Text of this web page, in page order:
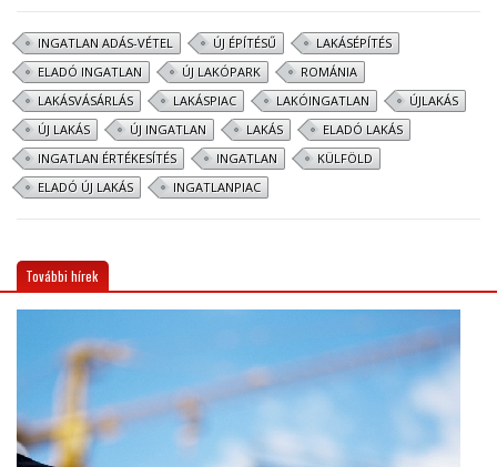
INGATLAN ADÁS-VÉTEL ÚJ ÉPÍTÉSŰ
LAKÁSÉPÍTÉS
ELADÓ INGATLAN
ÚJ LAKÓPARK
ROMÁNIA
LAKÁSVÁSÁRLÁS
LAKÁSPIAC LAKÓINGATLAN
ÚJLAKÁS
ÚJ LAKÁS
ÚJ INGATLAN LAKÁS
ELADÓ LAKÁS
INGATLAN ÉRTÉKESÍTÉS
INGATLAN
KÜLFÖLD
ELADÓ ÚJ LAKÁS
INGATLANPIAC
További hírek